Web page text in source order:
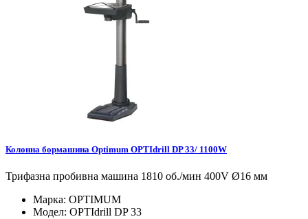
Колонна бормашина Optimum OPTIdrill DP 33/ 1100W
Трифазна пробивна машина 1810 об./мин 400V Ø16 мм
Марка: OPTIMUM
Модел: OPTIdrill DP 33